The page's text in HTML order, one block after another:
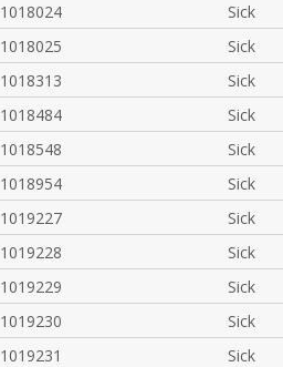
1018024 Sick
1018025 Sick
1018313 Sick
1018484 Sick
1018548 Sick
1018954 Sick
1019227 Sick
1019228 Sick
1019229 Sick
1019230 Sick
1019231 Sick